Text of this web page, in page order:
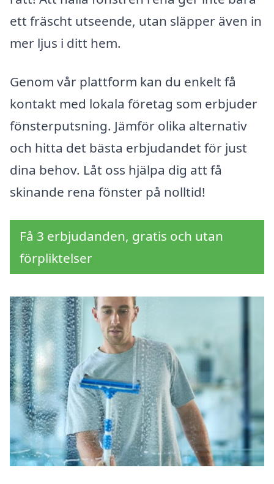
ett fräscht utseende, utan släpper även in
mer ljus i ditt hem.
Genom vår plattform kan du enkelt få
kontakt med lokala företag som erbjuder
fönsterputsning. Jämför olika alternativ
och hitta det bästa erbjudandet för just
dina behov. Låt oss hjälpa dig att få
skinande rena fönster på nolltid!
Få 3 erbjudanden, gratis och utan
förpliktelser